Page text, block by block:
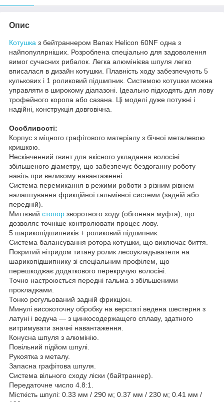
Опис
Котушка з бейтраннером Banax Helicon 60NF одна з
найпопулярніших. Розроблена спеціально для задоволення
вимог сучасних рибалок. Легка алюмінієва шпуля легко
вписалася в дизайн котушки. Плавність ходу забезпечують 5
кулькових і 1 роликовий підшипник. Системою котушки можна
управляти в широкому діапазоні. Ідеально підходять для лову
трофейного коропа або сазана. Ці моделі дуже потужні і
надійні, конструкція довговічна.
Особливості:
Корпус з міцного графітового матеріалу з бічної металевою
кришкою.
Нескінченний гвинт для якісного укладання волосіні
збільшеного діаметру, що забезпечує бездоганну роботу
навіть при великому навантаженні.
Система перемикання в режими роботи з різним рівнем
налаштування фрикційної гальмівної системи (задній або
передній).
Миттєвий стопор зворотного ходу (обгонная муфта), що
дозволяє точніше контролювати процес лову.
5 шарикопідшипників + роликовий підшипник.
Система балансування ротора котушки, що виключає биття.
Покритий нітридом титану ролик лесоукладывателя на
шарикопідшипнику зі спеціальним профілем, що
перешкоджає додаткового перекручую волосіні.
Точно настроюється передні гальма з збільшеними
прокладками.
Тонко регульований задній фрикціон.
Минулі високоточну обробку на верстаті ведена шестерня з
латуні і ведуча — з цинкосодержащего сплаву, здатного
витримувати значні навантаження.
Конусна шпуля з алюмінію.
Повільний підйом шпулі.
Рукоятка з металу.
Запасна графітова шпуля.
Система вільного сходу ліски (байтраннер).
Передаточне число 4.8:1.
Місткість шпулі: 0.33 мм / 290 м; 0.37 мм / 230 м; 0.41 мм /